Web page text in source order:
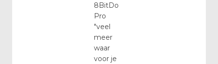
8BitDo
Pro
"veel
meer
waar
voor je